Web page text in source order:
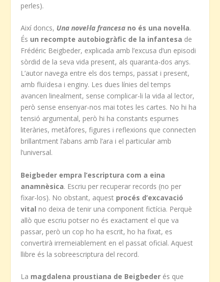
perles).
Així doncs, Una novel·la francesa no és una novel·la.
És un recompte autobiogràfic de la infantesa de
Frédéric Beigbeder, explicada amb l’excusa d’un episodi
sòrdid de la seva vida present, als quaranta-dos anys.
L’autor navega entre els dos temps, passat i present,
amb fluïdesa i enginy. Les dues línies del temps
avancen linealment, sense complicar-li la vida al lector,
però sense ensenyar-nos mai totes les cartes. No hi ha
tensió argumental, però hi ha constants espurnes
literàries, metàfores, figures i reflexions que connecten
brillantment l’abans amb l’ara i el particular amb
l’universal.
Beigbeder empra l’escriptura com a eina
anamnèsica. Escriu per recuperar records (no per
fixar-los). No obstant, aquest procés d’excavació
vital no deixa de tenir una component fictícia. Perquè
allò que escriu potser no és exactament el que va
passar, però un cop ho ha escrit, ho ha fixat, es
convertirà irremeiablement en el passat oficial. Aquest
llibre és la sobreescriptura del record.
La magdalena proustiana de Beigbeder és que